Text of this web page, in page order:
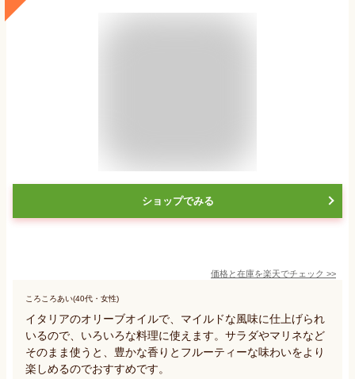
ショップでみる
価格と在庫を楽天でチェック >>
ころころあい(40代・女性)
イタリアのオリーブオイルで、マイルドな風味に仕上げられ
いるので、いろいろな料理に使えます。サラダやマリネなど
そのまま使うと、豊かな香りとフルーティーな味わいをより
楽しめるのでおすすめです。